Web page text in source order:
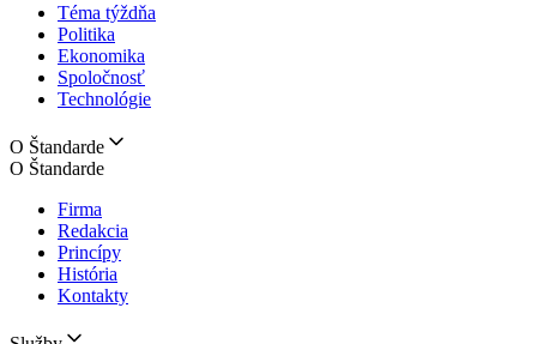
Téma týždňa
Politika
Ekonomika
Spoločnosť
Technológie
O Štandarde
O Štandarde
Firma
Redakcia
Princípy
História
Kontakty